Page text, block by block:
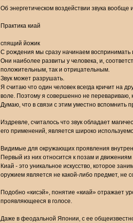
Об энергетическом воздействии звука вообще
Практика киай
спящий йожик
С рождения мы сразу начинаем
Они наиболее развиты у человека, и,
положительным, так и отрицательным.
Звук может разрушать.
Я считаю что один человек всегда кричит на
воле. Поэтому я совершенно не перевариваю,
Думаю, что в связи с этим уместно вспомнить
Издревле, считалось что звук обладает
его применений, является широко
Видимые для окружающих проявления
Первый из них относится к позам и движениям
Киай - это уникальное искусство, которое
оружием является не какой-либо предмет, не
Подобно «кисэй», понятие «киай» отражает
проявляющееся в голосе.
Даже в феодальной Японии, с ее